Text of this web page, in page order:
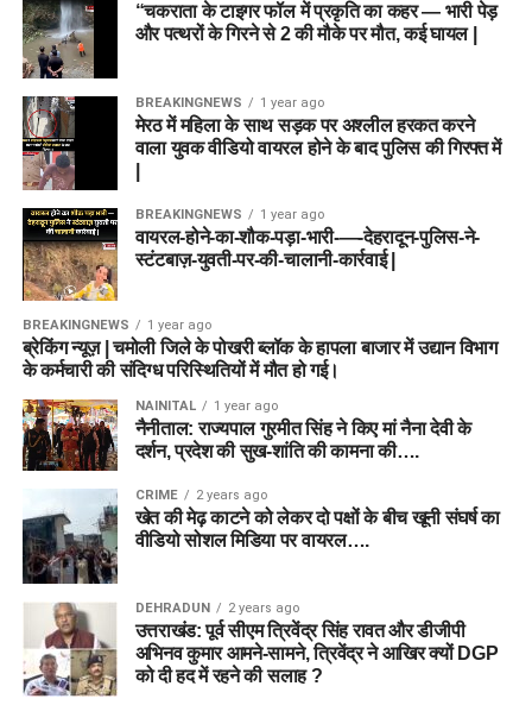
“चकराता के टाइगर फॉल में प्रकृति का कहर — भारी पेड़
और पत्थरों के गिरने से 2 की मौके पर मौत, कई घायल |
BREAKINGNEWS 1 year ago
मेरठ में महिला के साथ सड़क पर अश्लील हरकत करने
वाला युवक वीडियो वायरल होने के बाद पुलिस की गिरफ्त में
BREAKINGNEWS 1 year ago
वायरल-होने-का-शौक-पड़ा-भारी-—-देहरादून-पुलिस-ने-
स्टंटबाज़-युवती-पर-की-चालानी-कार्रवाई |
BREAKINGNEWS 1 year ago
ब्रेकिंग न्यूज़ | चमोली जिले के पोखरी ब्लॉक के हापला बाजार में उद्यान विभाग
के कर्मचारी की संदिग्ध परिस्थितियों में मौत हो गई।
NAINITAL 1 year ago
नैनीताल: राज्यपाल गुरमीत सिंह ने किए मां नैना देवी के
दर्शन, प्रदेश की सुख-शांति की कामना की….
CRIME 2 years ago
खेत की मेढ़ काटने को लेकर दो पक्षों के बीच खूनी संघर्ष का
वीडियो सोशल मिडिया पर वायरल….
DEHRADUN 2 years ago
उत्तराखंड: पूर्व सीएम त्रिवेंद्र सिंह रावत और डीजीपी
अभिनव कुमार आमने-सामने, त्रिवेंद्र ने आखिर क्यों DGP
को दी हद में रहने की सलाह ?